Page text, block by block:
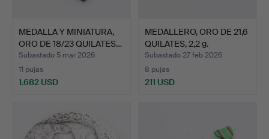
MEDALLA Y MINIATURA,
ORO DE 18/23 QUILATES…
Subastado 5 mar 2026
11 pujas
1.682 USD
MEDALLERO, ORO DE 21,6
QUILATES, 2,2 g.
Subastado 27 feb 2026
8 pujas
211 USD